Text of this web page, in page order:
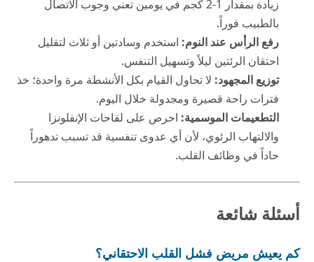
زيادة بمقدار 1-2 كجم في يومين تعني وجوب الاتصال
بالطبيب فوراً.
رفع الرأس عند النوم: استخدم وسادتين أو ثلاث لتقليل
احتقان الرئتين ليلاً وتسهيل التنفس.
توزيع المجهود: لا تحاول القيام بكل الأنشطة مرة واحدة؛ خذ
فترات راحة قصيرة ومجدولة خلال اليوم.
التطعيمات الموسمية: احرص على لقاحات الإنفلونزا
والالتهاب الرئوي، لأن أي عدوى تنفسية قد تسبب تدهوراً
حاداً في وظائف القلب.
أسئلة شائعة
كم يعيش مريض فشل القلب الاحتقاني؟